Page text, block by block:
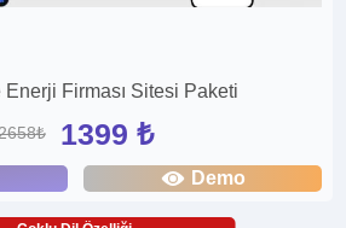
Enerji Firması Sitesi Paketi
1399 ₺
Demo